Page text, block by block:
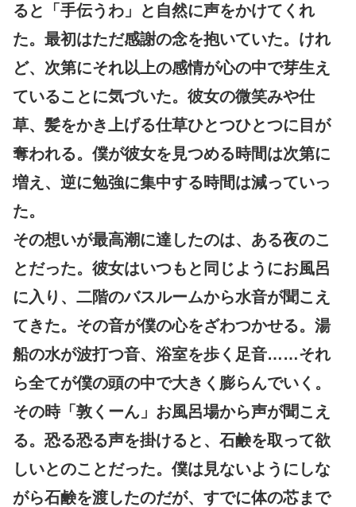
ると「手伝うわ」と自然に声をかけてくれ
た。最初はただ感謝の念を抱いていた。けれ
ど、次第にそれ以上の感情が心の中で芽生え
ていることに気づいた。彼女の微笑みや仕
草、髪をかき上げる仕草ひとつひとつに目が
奪われる。僕が彼女を見つめる時間は次第に
増え、逆に勉強に集中する時間は減っていっ
た。
その想いが最高潮に達したのは、ある夜のこ
とだった。彼女はいつもと同じようにお風呂
に入り、二階のバスルームから水音が聞こえ
てきた。その音が僕の心をざわつかせる。湯
船の水が波打つ音、浴室を歩く足音……それ
ら全てが僕の頭の中で大きく膨らんでいく。
その時「敦くーん」お風呂場から声が聞こえ
る。恐る恐る声を掛けると、石鹸を取って欲
しいとのことだった。僕は見ないようにしな
がら石鹸を渡したのだが、すでに体の芯まで